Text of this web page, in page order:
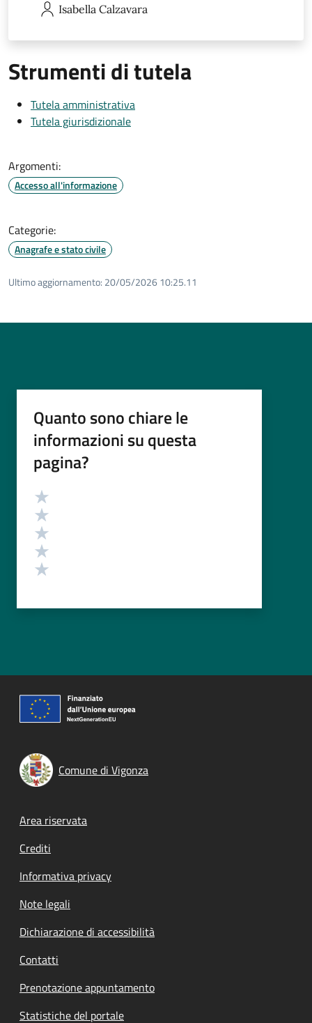
Isabella Calzavara
Strumenti di tutela
Tutela amministrativa
Tutela giurisdizionale
Argomenti:
Accesso all'informazione
Categorie:
Anagrafe e stato civile
Ultimo aggiornamento: 20/05/2026 10:25.11
Quanto sono chiare le
informazioni su questa
pagina?
Valutazione
Comune di Vigonza
Footer menu
Area riservata
Crediti
Informativa privacy
Note legali
Dichiarazione di accessibilità
Contatti
Prenotazione appuntamento
Statistiche del portale